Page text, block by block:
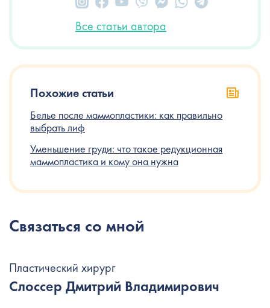
Все статьи автора
Похожие статьи
Белье после маммопластики: как правильно
выбрать лиф
Уменьшение груди: что такое редукционная
маммопластика и кому она нужна
Связаться со мной
Пластический хирург
Слоссер Дмитрий Владимирович